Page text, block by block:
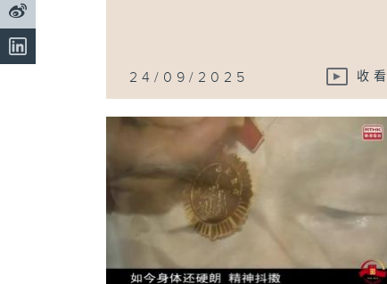
24/09/2025 收看